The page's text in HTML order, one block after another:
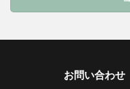
お問い合わせ